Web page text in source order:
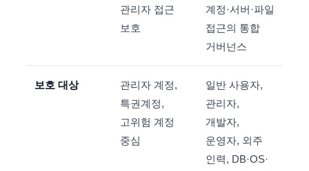
관리자 접근
보호
계정·서버·파일
접근의 통합
거버넌스
보호 대상
관리자 계정,
특권계정,
고위험 계정
중심
일반 사용자,
관리자,
개발자,
운영자, 외주
인력, DB·OS·